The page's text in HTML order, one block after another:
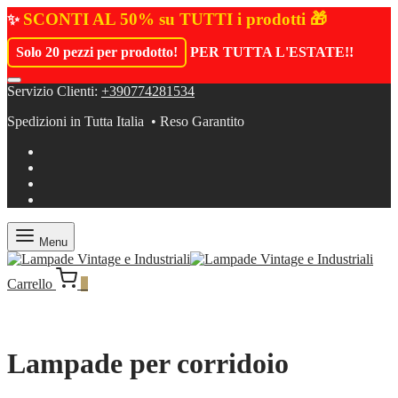
✨ SCONTI AL 50% su TUTTI i prodotti 🎁
Solo 20 pezzi per prodotto! PER TUTTA L'ESTATE!!
Servizio Clienti: +390774281534
Spedizioni in Tutta Italia • Reso Garantito
Menu
Carrello
Lampade per corridoio